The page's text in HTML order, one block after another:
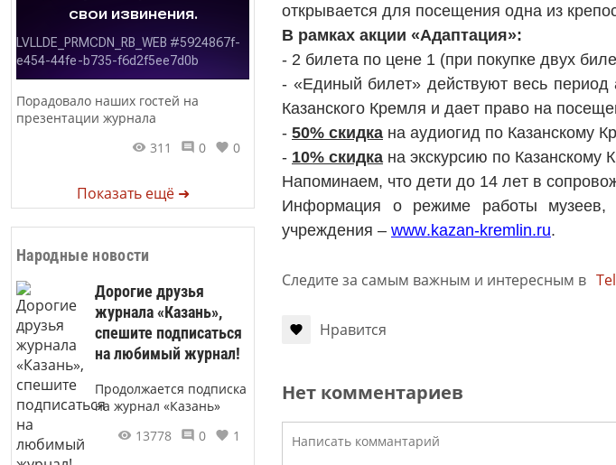
Порадовало наших гостей на
презентации журнала
311
0 0
Показать ещё ➜
Народные новости
Дорогие друзья
журнала «Казань»,
спешите подписаться
на любимый журнал!
Продолжается подписка
на журнал «Казань»
13778
0 1
открывается для посещения одна из
В рамках акции «Адаптация»:
- 2 билета по цене 1 (при покупке двух
- «Единый билет» действуют весь
Казанского Кремля и дает право на
- 50% скидка на аудиогид по Казанскому
- 10% скидка на экскурсию по
Напоминаем, что дети до 14 лет в
Информация о режиме работы музеев,
учреждения – www.kazan-kremlin.ru.
Следите за самым важным и интересным в
Нравится
Нет комментариев